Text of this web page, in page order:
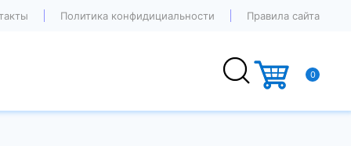
Политика конфидициальности Правила сайта
0